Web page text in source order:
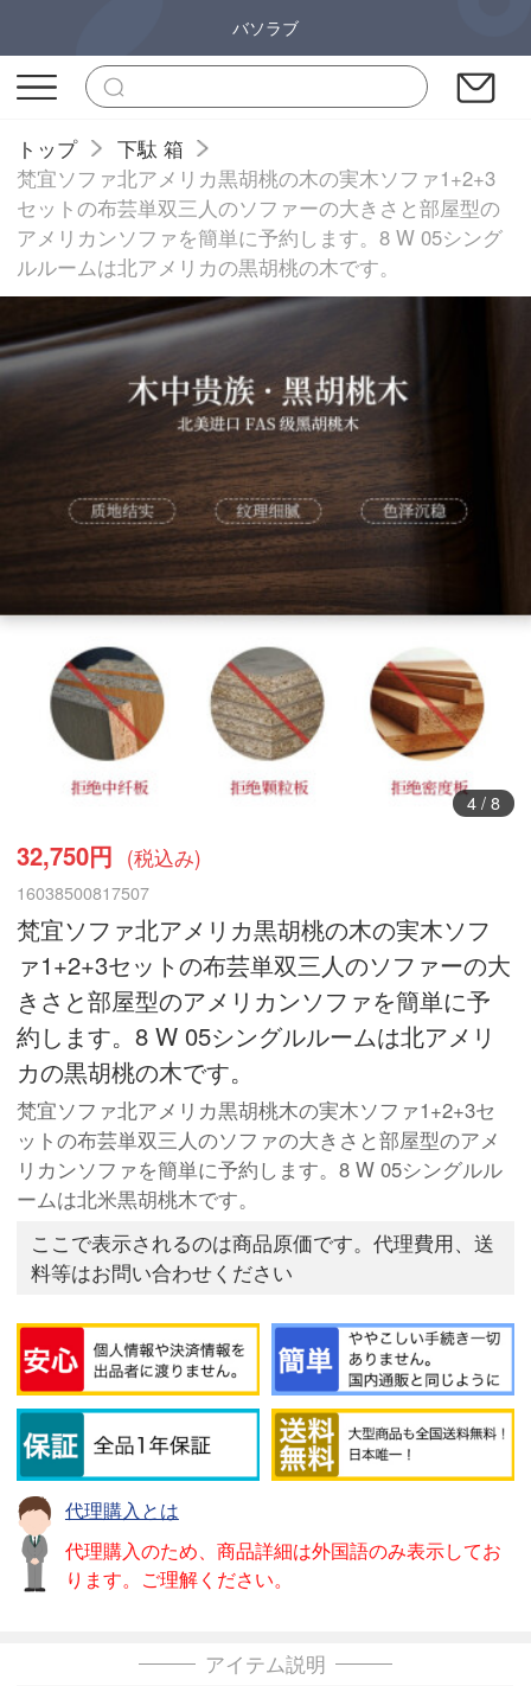
バソラブ
トップ
下駄 箱
梵宜ソファ北アメリカ黒胡桃の木の実木ソファ1+2+3
セットの布芸単双三人のソファーの大きさと部屋型の
アメリカンソファを簡単に予約します。8 W 05シング
ルルームは北アメリカの黒胡桃の木です。
5/ 8
32,750円 (税込み)
16038500817507
梵宜ソファ北アメリカ黒胡桃の木の実木ソフ
ァ1+2+3セットの布芸単双三人のソファーの大
きさと部屋型のアメリカンソファを簡単に予
約します。8 W 05シングルルームは北アメリ
カの黒胡桃の木です。
梵宜ソファ北アメリカ黒胡桃木の実木ソファ1+2+3セ
ットの布芸単双三人のソファの大きさと部屋型のアメ
リカンソファを簡単に予約します。8 W 05シングルル
ームは北米黒胡桃木です。
ここで表示されるのは商品原価です。代理費用、送
料等はお問い合わせください
代理購入とは
代理購入のため、商品詳細は外国語のみ表示してお
ります。ご理解ください。
アイテム説明